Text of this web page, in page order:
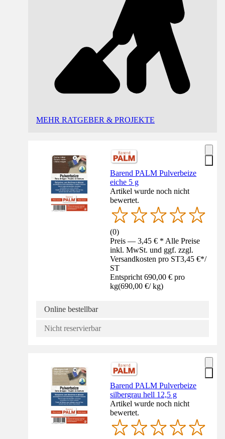
MEHR RATGEBER & PROJEKTE
Barend PALM Pulverbeize
eiche 5 g
Artikel wurde noch nicht
bewertet.
(0)
Preis — 3,45 € * Alle Preise
inkl. MwSt. und ggf. zzgl.
Versandkosten pro ST3,45 €*/
ST
Entspricht 690,00 € pro
kg(690,00 €/ kg)
Online bestellbar
Nicht reservierbar
Barend PALM Pulverbeize
silbergrau hell 12,5 g
Artikel wurde noch nicht
bewertet.